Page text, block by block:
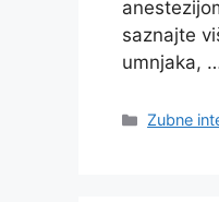
saznajte
umnjaka,
Zubne